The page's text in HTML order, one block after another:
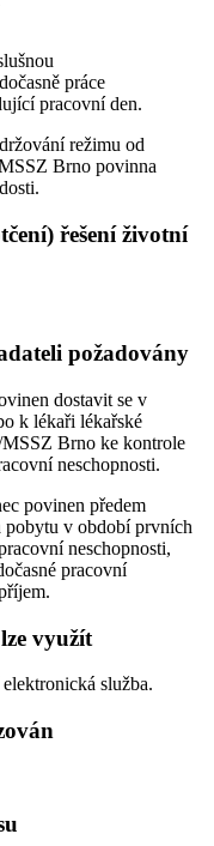
práce
pracovní den.
režimu od
Brno povinna
řešení životní
požadovány
dostavit se v
k lékaři lékařské
Brno ke kontrole
neschopnosti.
povinen předem
pobytu v období prvních
neschopnosti,
pracovní
využít
služba.